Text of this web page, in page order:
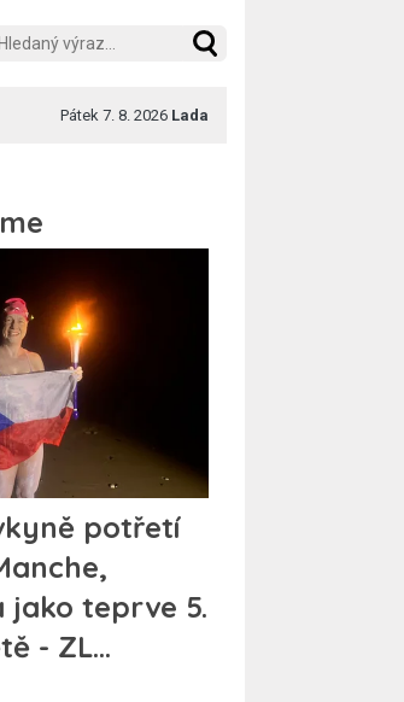
Pátek 7. 8. 2026 Lada